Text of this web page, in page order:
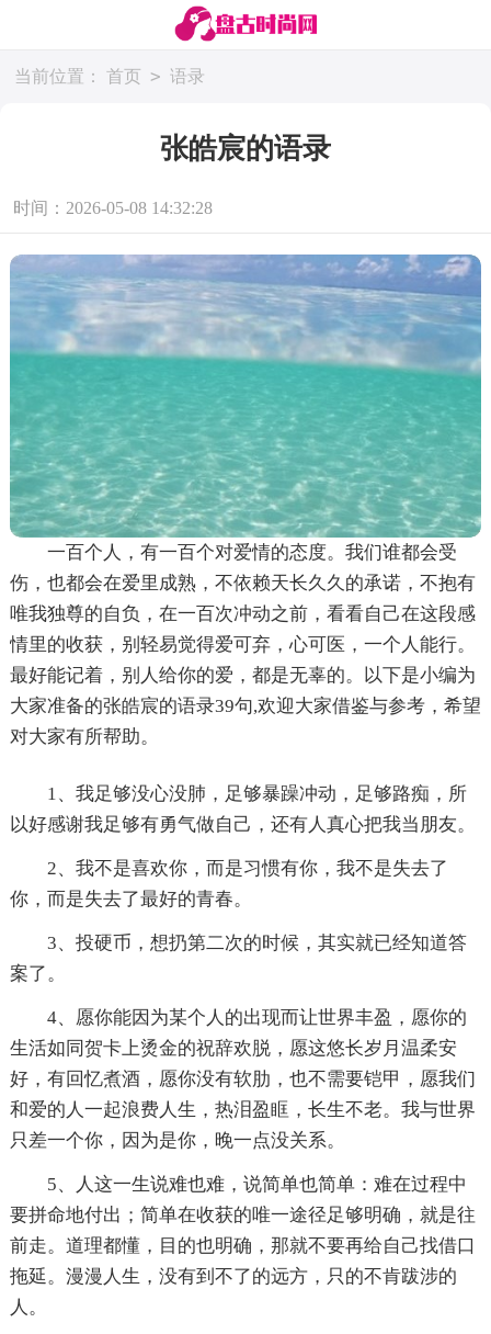
当前位置： 首页 > 语录
张皓宸的语录
时间：2026-05-08 14:32:28
一百个人，有一百个对爱情的态度。我们谁都会受
伤，也都会在爱里成熟，不依赖天长久久的承诺，不抱有
唯我独尊的自负，在一百次冲动之前，看看自己在这段感
情里的收获，别轻易觉得爱可弃，心可医，一个人能行。
最好能记着，别人给你的爱，都是无辜的。以下是小编为
大家准备的张皓宸的语录39句,欢迎大家借鉴与参考，希望
对大家有所帮助。
1、我足够没心没肺，足够暴躁冲动，足够路痴，所
以好感谢我足够有勇气做自己，还有人真心把我当朋友。
2、我不是喜欢你，而是习惯有你，我不是失去了
你，而是失去了最好的青春。
3、投硬币，想扔第二次的时候，其实就已经知道答
案了。
4、愿你能因为某个人的出现而让世界丰盈，愿你的
生活如同贺卡上烫金的祝辞欢脱，愿这悠长岁月温柔安
好，有回忆煮酒，愿你没有软肋，也不需要铠甲，愿我们
和爱的人一起浪费人生，热泪盈眶，长生不老。我与世界
只差一个你，因为是你，晚一点没关系。
5、人这一生说难也难，说简单也简单：难在过程中
要拼命地付出；简单在收获的唯一途径足够明确，就是往
前走。道理都懂，目的也明确，那就不要再给自己找借口
拖延。漫漫人生，没有到不了的远方，只的不肯跋涉的
人。